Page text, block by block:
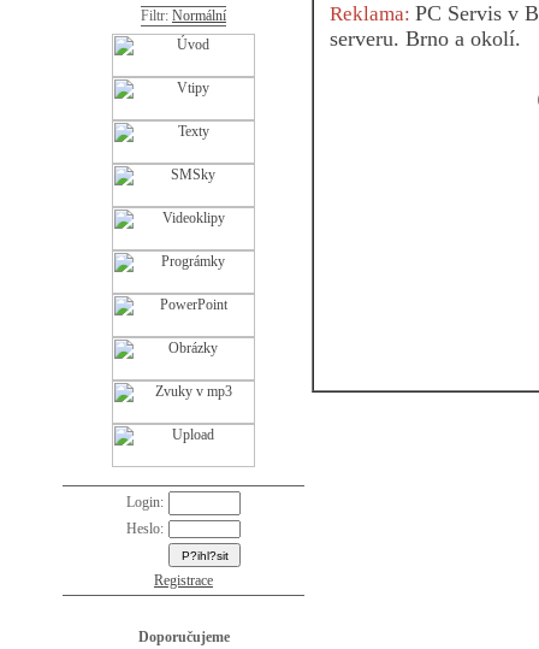
Filtr: Normální
Login:
Heslo:
Registrace
Doporučujeme
Reklama: PC Servis v
serveru. Brno a okolí.